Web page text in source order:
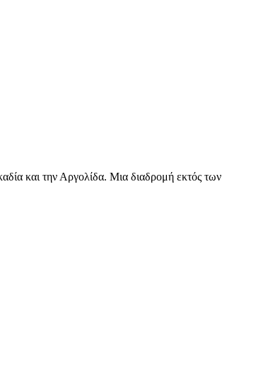
και την Αργολίδα. Μια διαδρομή εκτός των